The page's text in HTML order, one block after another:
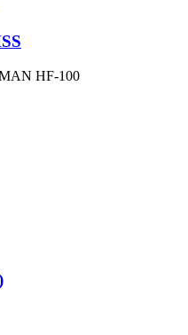
HF-100